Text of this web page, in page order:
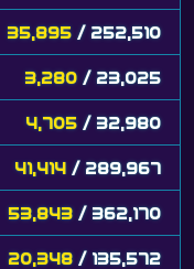
35,895 / 252,510
3,280 / 23,025
4,705 / 32,980
41,414 / 289,967
53,843 / 362,170
20,348 / 135,572